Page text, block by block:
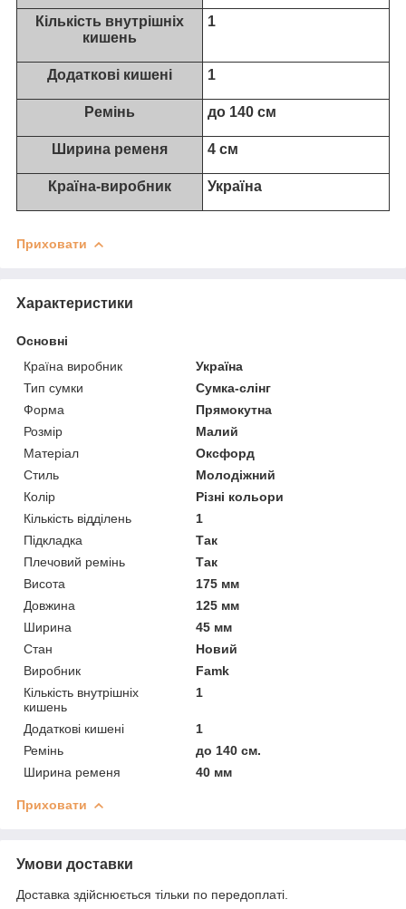
Кількість внутрішніх
кишень
1
Додаткові кишені 1
Ремінь до 140 см
Ширина ременя 4 см
Країна-виробник Україна
Приховати
Характеристики
Основні
Країна виробник
Україна
Тип сумки
Сумка-слінг
Форма
Прямокутна
Розмір
Малий
Матеріал
Оксфорд
Стиль
Молодіжний
Колір
Різні кольори
Кількість відділень
1
Підкладка
Так
Плечовий ремінь
Так
Висота
175 мм
Довжина
125 мм
Ширина
45 мм
Стан
Новий
Виробник
Famk
Кількість внутрішніх
кишень
1
Додаткові кишені
1
Ремінь
до 140 см.
Ширина ременя
40 мм
Приховати
Умови доставки
Доставка здійснюється тільки по передоплаті.